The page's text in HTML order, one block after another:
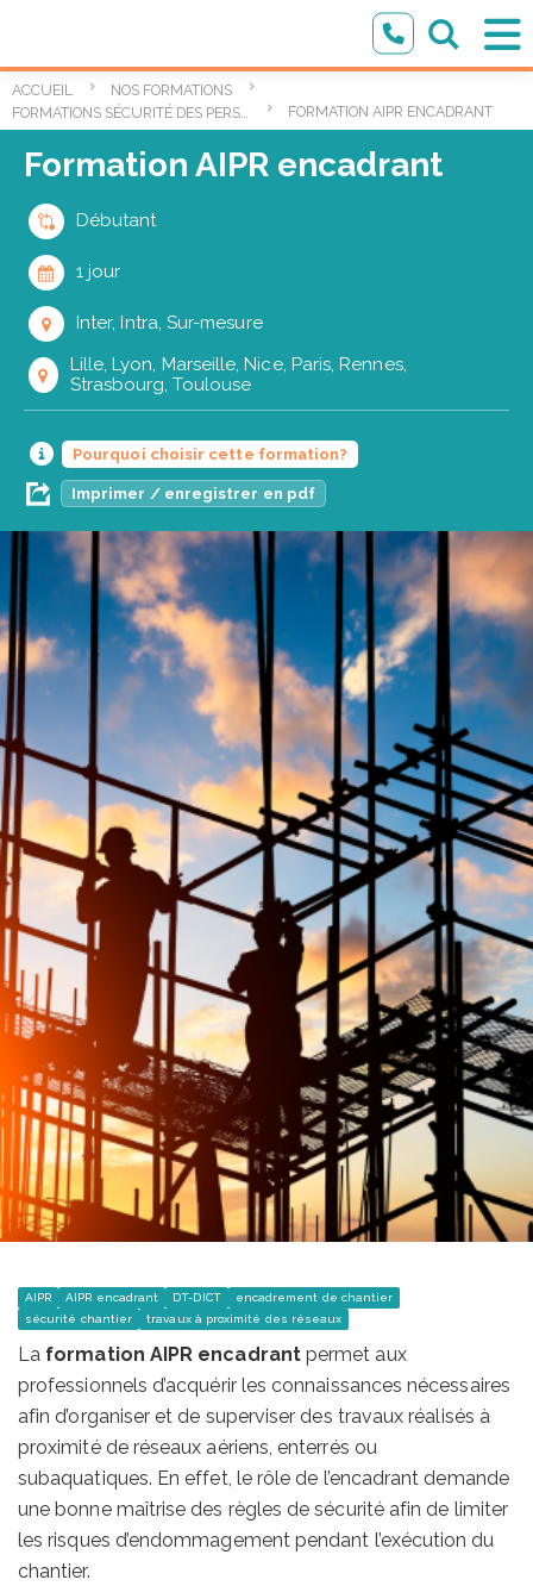
ACCUEIL
NOS FORMATIONS
FORMATION AIPR ENCADRANT
Formation AIPR encadrant
Débutant
1 jour
Inter, Intra, Sur-mesure
Lille, Lyon, Marseille, Nice, Paris, Rennes,
Strasbourg, Toulouse
Pourquoi choisir cette formation?
Imprimer / enregistrer en pdf
AIPR AIPR encadrant DT-DICT
encadrement de chantier
sécurité chantier
travaux à proximité des réseaux
La formation AIPR encadrantpermet aux
professionnels d’acquérir les connaissances nécessaires
afin d’organiser et de superviser des travaux réalisés à
proximité de réseaux aériens, enterrés ou
subaquatiques. En effet, le rôle de l’encadrant demande
une bonne maîtrise des règles de sécurité afin de limiter
les risques d’endommagement pendant l’exécution du
chantier.